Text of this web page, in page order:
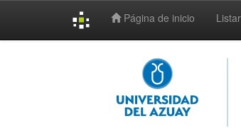
Página de inicio Listar